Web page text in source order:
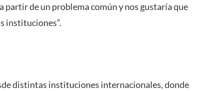
de un problema común y nos gustaría que
instituciones”.
distintas instituciones internacionales, donde